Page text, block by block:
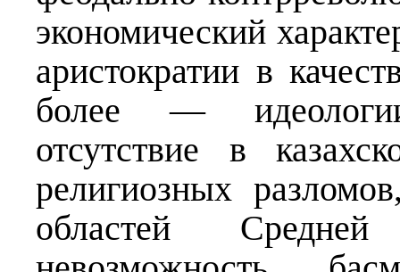
экономический
аристократии в
более —
отсутствие в
религиозных
областей